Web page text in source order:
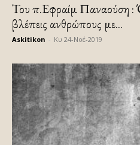
Του π.Εφραίμ Παναούση :
βλέπεις ανθρώπους με...
Askitikon Κυ 24-Νοέ-2019